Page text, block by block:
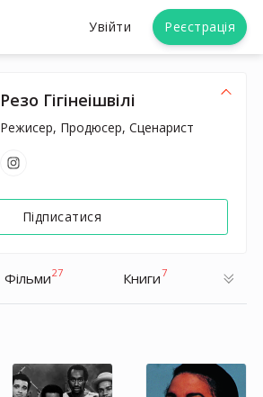
Увійти Реєстрація
Резо Гігінеішвілі
Режисер, Продюсер, Сценарист
Підписатися
Фільми27 Книги7